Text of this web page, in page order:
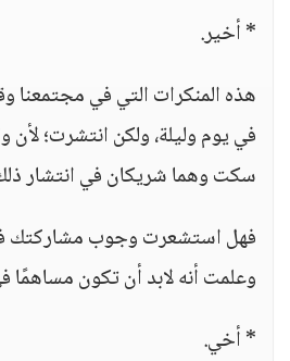
* أخير.
هذه المنكرات التي في مجتمعنا
في يوم وليلة، ولكن انتشرت؛
سكت وهما شريكان في انتشار
فهل استشعرت وجوب مشاركتك في
وعلمت أنه لابد أن تكون مساهمًا
* أخي.